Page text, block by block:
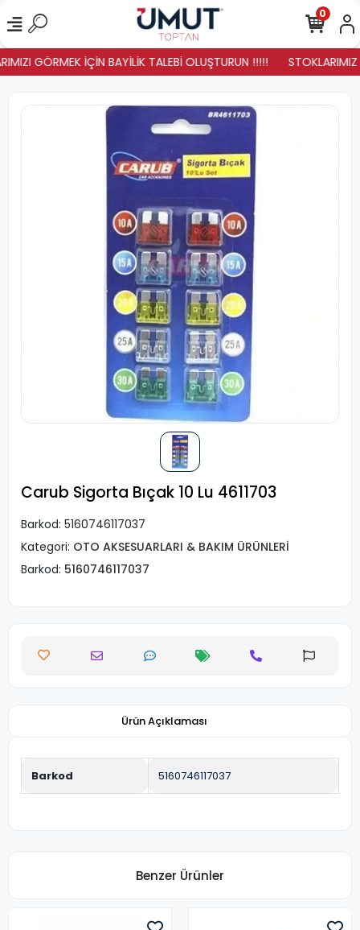
GÖRMEK İÇİN BAYİLİK TALEBİ OLUŞTURUN !!!!! STOKLARIMIZ
0
Carub Sigorta Bıçak 10 Lu 4611703
Barkod: 5160746117037
Kategori: OTO AKSESUARLARI & BAKIM ÜRÜNLERİ
Barkod: 5160746117037
Ürün Açıklaması
Barkod 5160746117037
Benzer Ürünler